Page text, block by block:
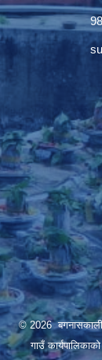
© 2026 बगनासकाली
गाउँ